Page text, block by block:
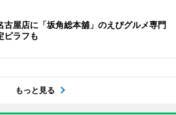
古屋店に「坂角総本舖」のえびグルメ専門
ラフも
もっと見る